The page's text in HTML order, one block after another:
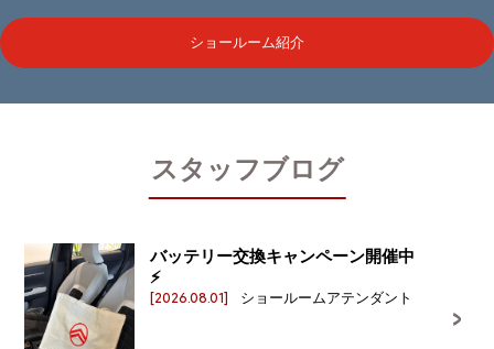
ショールーム紹介
スタッフブログ
バッテリー交換キャンペーン開催中
⚡
[2026.08.01] ショールームアテンダント